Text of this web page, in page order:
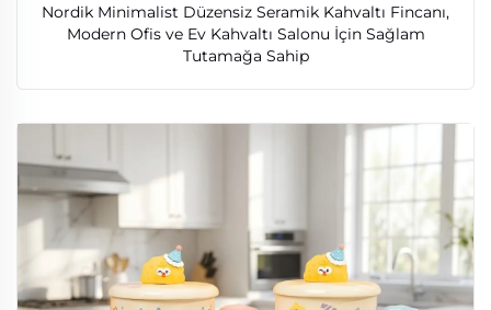
Nordik Minimalist Düzensiz Seramik Kahvaltı Fincanı,
Modern Ofis ve Ev Kahvaltı Salonu İçin Sağlam
Tutamağa Sahip